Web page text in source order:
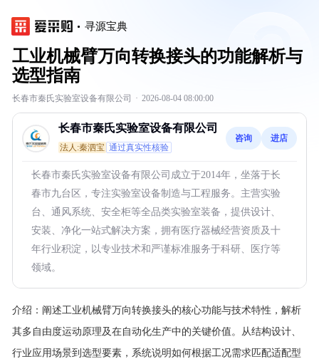
寻源宝典
工业机械臂万向转换接头的功能解析与
选型指南
长春市秦氏实验室设备有限公司 · 2026-08-04 08:00:00
长春市秦氏实验室设备有限公司
法人:秦泗宝 通过真实性核验
咨询 进店
长春市秦氏实验室设备有限公司成立于2014年，坐落于长
春市九台区，专注实验室设备制造与工程服务。主营实验
台、通风系统、安全柜等全品类实验室装备，提供设计、
安装、净化一站式解决方案，拥有医疗器械经营资质及十
年行业积淀，以专业技术和严谨标准服务于科研、医疗等
领域。
介绍： 阐述工业机械臂万向转换接头的核心功能与技术特性，解析
其多自由度运动原理及在自动化生产中的关键价值。从结构设计、
行业应用场景到选型要素，系统说明如何根据工况需求匹配适配型